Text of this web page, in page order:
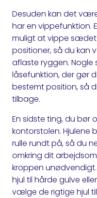
Desuden kan det
har en vippefunktion.
muligt at vippe
positioner, så du kan
aflaste ryggen. Nogle
låsefunktion, der gør
bestemt position, så
tilbage.
En sidste ting, du bør
kontorstolen.
rulle rundt på, så du
omkring dit
kroppen
hjul til hårde gulve
vælge de rigtige hjul